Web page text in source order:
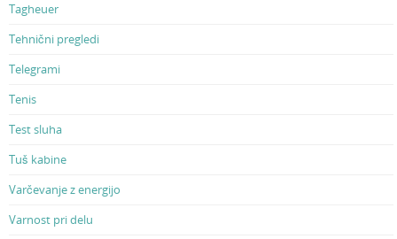
Tagheuer
Tehnični pregledi
Telegrami
Tenis
Test sluha
Tuš kabine
Varčevanje z energijo
Varnost pri delu